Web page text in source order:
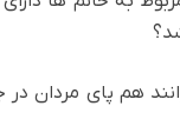
هم پای مردان